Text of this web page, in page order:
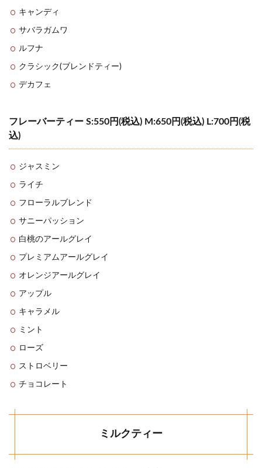
キャンディ
サバラガムワ
ルフナ
クラシック(ブレンドティー)
デカフェ
フレーバーティー S:550円(税込) M:650円(税込) L:700円(税
込)
ジャスミン
ライチ
フローラルブレンド
サニーパッション
白桃のアールグレイ
プレミアムアールグレイ
オレンジアールグレイ
アップル
キャラメル
ミント
ローズ
ストロベリー
チョコレート
ミルクティー